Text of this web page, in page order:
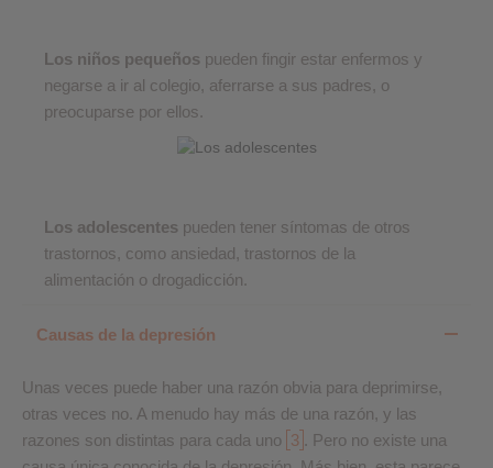
Los niños pequeños pueden fingir estar enfermos y
negarse a ir al colegio, aferrarse a sus padres, o
preocuparse por ellos.
Los adolescentes pueden tener síntomas de otros
trastornos, como ansiedad, trastornos de la
alimentación o drogadicción.
Causas de la depresión
Unas veces puede haber una razón obvia para deprimirse,
otras veces no. A menudo hay más de una razón, y las
razones son distintas para cada uno 3 . Pero no existe una